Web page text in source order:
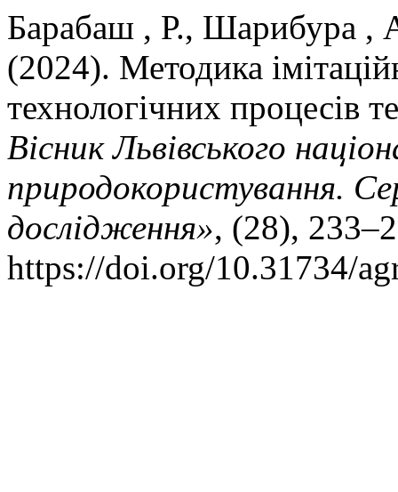
Барабаш , Р., Шарибура
(2024). Методика
технологічних процесів
Вісник Львівського
природокористування.
дослідження», (28),
https://doi.org/10.31734/